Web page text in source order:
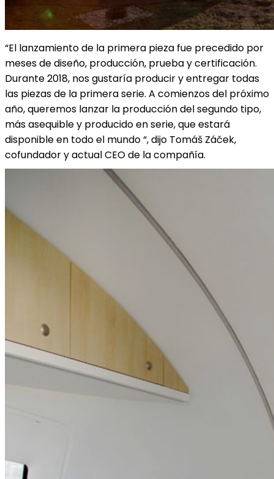
“El lanzamiento de la primera pieza fue precedido por
meses de diseño, producción, prueba y certificación.
Durante 2018, nos gustaría producir y entregar todas
las piezas de la primera serie. A comienzos del próximo
año, queremos lanzar la producción del segundo tipo,
más asequible y producido en serie, que estará
disponible en todo el mundo “, dijo Tomáš Záček,
cofundador y actual CEO de la compañía.